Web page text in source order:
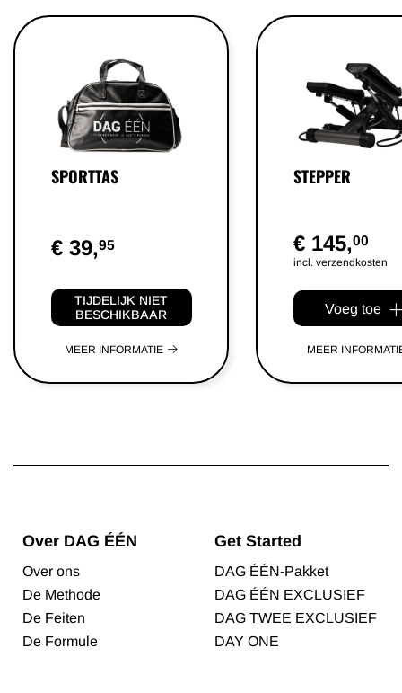
SPORTTAS
€ 39,95
TIJDELIJK NIET
BESCHIKBAAR
MEER INFORMATIE
STEPPER
€ 145,00
incl. verzendkosten
Voeg toe
MEER
Over DAG ÉÉN
Over ons
De Methode
De Feiten
De Formule
Get Started
DAG ÉÉN-Pakket
DAG ÉÉN EXCLUSIEF
DAG TWEE EXCLUSIEF
DAY ONE